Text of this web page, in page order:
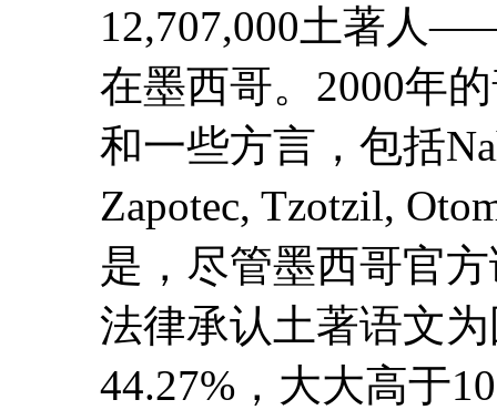
12,707,000土著人
在墨西哥。2000年
和一些方言，包括
Zapotec, Tzotzil,
是，尽管墨西哥官
法律承认土著语文
44.27%，大大高于